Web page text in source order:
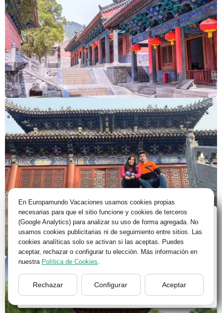
Bienvenido a Europamundo Vacaciones, está usted
en el sitio internacional de:
Wellcome to Europamundo Vacations, your in the
international site of:
cambiar/change
En Europamundo Vacaciones usamos cookies propias
necesarias para que el sitio funcione y cookies de terceros
(Google Analytics) para analizar su uso de forma agregada. No
usamos cookies publicitarias ni de seguimiento entre sitios. Las
cookies analíticas solo se activan si las aceptas. Puedes
aceptar, rechazar o configurar tu elección. Más información en
nuestra Política de Cookies.
Rechazar Configurar Aceptar